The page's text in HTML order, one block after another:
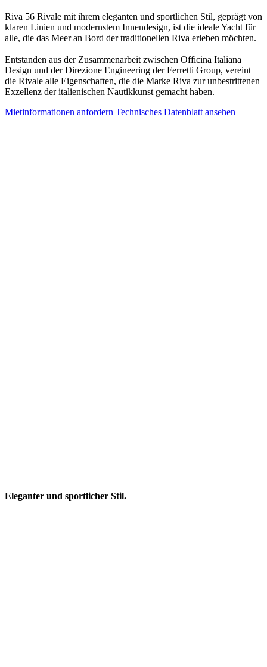
Riva 56 Rivale mit ihrem eleganten und sportlichen Stil, geprägt von
klaren Linien und modernstem Innendesign, ist die ideale Yacht für
alle, die das Meer an Bord der traditionellen Riva erleben möchten.
Entstanden aus der Zusammenarbeit zwischen Officina Italiana
Design und der Direzione Engineering der Ferretti Group, vereint
die Rivale alle Eigenschaften, die die Marke Riva zur unbestrittenen
Exzellenz der italienischen Nautikkunst gemacht haben.
Mietinformationen anfordern Technisches Datenblatt ansehen
Eleganter und sportlicher Stil.